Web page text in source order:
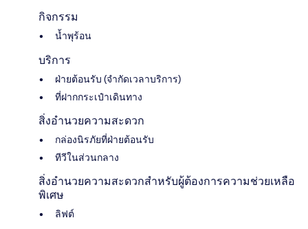
กิจกรรม
น้ำพุร้อน
บริการ
ฝ่ายต้อนรับ (จำกัดเวลาบริการ)
ที่ฝากกระเป๋าเดินทาง
สิ่งอำนวยความสะดวก
กล่องนิรภัยที่ฝ่ายต้อนรับ
ทีวีในส่วนกลาง
สิ่งอำนวยความสะดวกสำหรับผู้ต้องการความช่วยเหลือ
พิเศษ
ลิฟต์